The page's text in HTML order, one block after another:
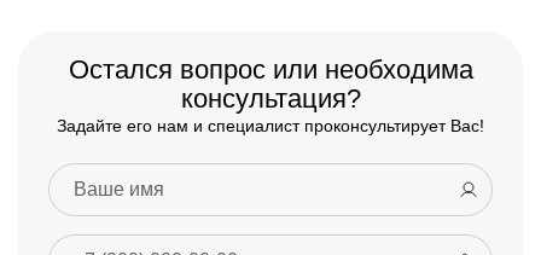
Остался вопрос или необходима
консультация?
Задайте его нам и специалист проконсультирует Вас!